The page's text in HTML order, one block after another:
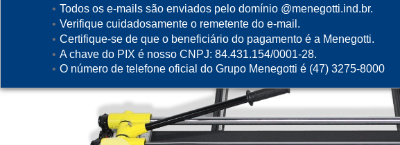
Todos os e-mails são enviados pelo domínio @menegotti.ind.br.
Verifique cuidadosamente o remetente do e-mail.
Certifique-se de que o beneficiário do pagamento é a Menegotti.
A chave do PIX é nosso CNPJ: 84.431.154/0001-28.
O número de telefone oficial do Grupo Menegotti é (47) 3275-8000